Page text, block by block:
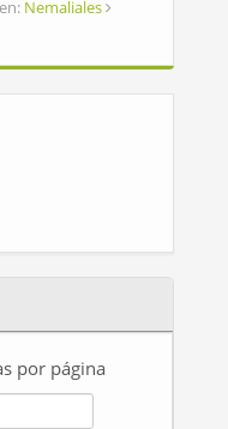
Nemaliales
por página